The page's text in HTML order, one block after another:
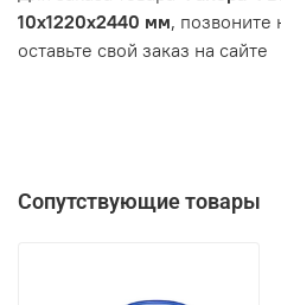
10х1220х2440 мм, позвоните
оставьте свой заказ на сайте
Сопутствующие товары